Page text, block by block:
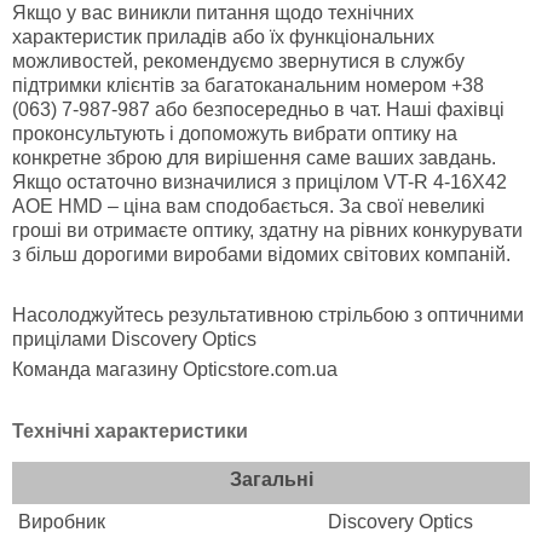
Якщо у вас виникли питання щодо технічних
характеристик приладів або їх функціональних
можливостей, рекомендуємо звернутися в службу
підтримки клієнтів за багатоканальним номером +38
(063) 7-987-987 або безпосередньо в чат. Наші фахівці
проконсультують і допоможуть вибрати оптику на
конкретне зброю для вирішення саме ваших завдань.
Якщо остаточно визначилися з прицілом VT-R 4-16X42
AOE HMD – ціна вам сподобається. За свої невеликі
гроші ви отримаєте оптику, здатну на рівних конкурувати
з більш дорогими виробами відомих світових компаній.
Насолоджуйтесь результативною стрільбою з оптичними
прицілами Discovery Optics
Команда магазину Opticstore.com.ua
Технічні характеристики
Загальні
Виробник Discovery Optics